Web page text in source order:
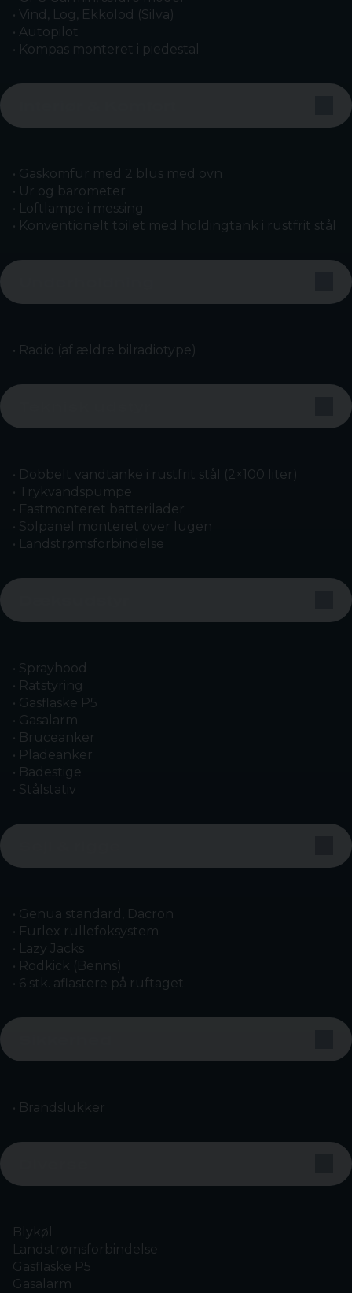
• Vind, Log, Ekkolod (Silva)
• Autopilot
• Kompas monteret i piedestal
• Gaskomfur med 2 blus med ovn
• Ur og barometer
• Loftlampe i messing
• Konventionelt toilet med holdingtank i rustfrit stål
• Radio (af ældre bilradiotype)
• Dobbelt vandtanke i rustfrit stål (2×100 liter)
• Trykvandspumpe
• Fastmonteret batterilader
• Solpanel monteret over lugen
• Landstrømsforbindelse
• Sprayhood
• Ratstyring
• Gasflaske P5
• Gasalarm
• Bruceanker
• Pladeanker
• Badestige
• Stålstativ
• Genua standard, Dacron
• Furlex rullefoksystem
• Lazy Jacks
• Rodkick (Benns)
• 6 stk. aflastere på ruftaget
• Brandslukker
Blykøl
Landstrømsforbindelse
Gasflaske P5
Gasalarm